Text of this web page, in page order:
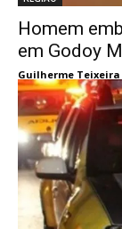
Homem
em Godoy
Guilherme Teixeira